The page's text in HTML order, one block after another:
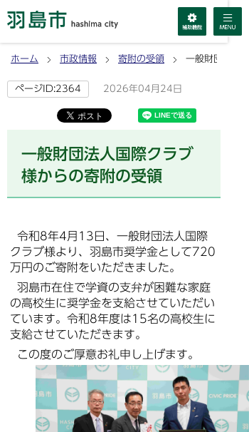
ホーム 市政情報 寄附の受領 一般財団法人
ページID:2364 2026年04月24日
一般財団法人国際クラブ
様からの寄附の受領
令和8年4月13日、一般財団法人国際
クラブ様より、羽島市奨学金として720
万円のご寄附をいただきました。
羽島市在住で学資の支弁が困難な家庭
の高校生に奨学金を支給させていただい
ています。令和8年度は15名の高校生に
支給させていただきます。
この度のご厚意お礼申し上げます。